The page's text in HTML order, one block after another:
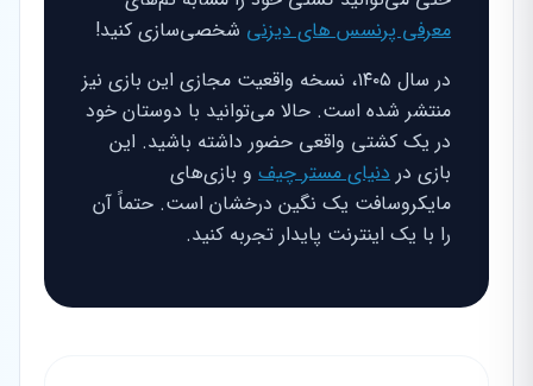
معرفی پرنسس های دیزنی شخصی‌سازی کنید!
در سال ۱۴۰۵، نسخه واقعیت مجازی این بازی نیز
منتشر شده است. حالا می‌توانید با دوستان خود
در یک کشتی واقعی حضور داشته باشید. این
بازی در دنیای مستر چیف و بازی‌های
مایکروسافت یک نگین درخشان است. حتماً آن
را با یک اینترنت پایدار تجربه کنید.